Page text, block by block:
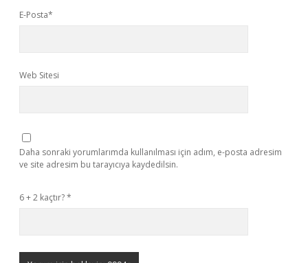
E-Posta*
Web Sitesi
Daha sonraki yorumlarımda kullanılması için adım, e-posta adresim
ve site adresim bu tarayıcıya kaydedilsin.
6 + 2 kaçtır?*